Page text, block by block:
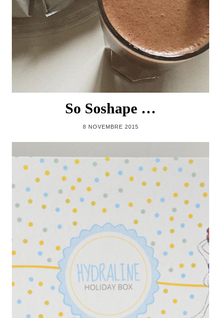
So Soshape …
8 NOVEMBRE 2015